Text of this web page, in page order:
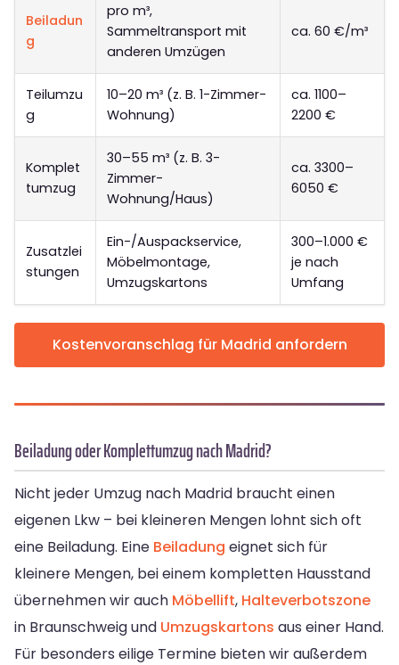
Beiladun
g
pro m³,
Sammeltransport mit
anderen Umzügen
ca. 60 €/m³
Teilumzu
g
10–20 m³ (z. B. 1-Zimmer-
Wohnung)
ca. 1100–
2200 €
Komplet
tumzug
30–55 m³ (z. B. 3-
Zimmer-
Wohnung/Haus)
ca. 3300–
6050 €
Zusatzlei
stungen
Ein-/Auspackservice,
Möbelmontage,
Umzugskartons
300–1.000 €
je nach
Umfang
Kostenvoranschlag für Madrid anfordern
Beiladung oder Komplettumzug nach Madrid?
Nicht jeder Umzug nach Madrid braucht einen
eigenen Lkw – bei kleineren Mengen lohnt sich oft
eine Beiladung. Eine Beiladung eignet sich für
kleinere Mengen, bei einem kompletten Hausstand
übernehmen wir auch Möbellift, Halteverbotszone
in Braunschweig und Umzugskartons aus einer Hand.
Für besonders eilige Termine bieten wir außerdem